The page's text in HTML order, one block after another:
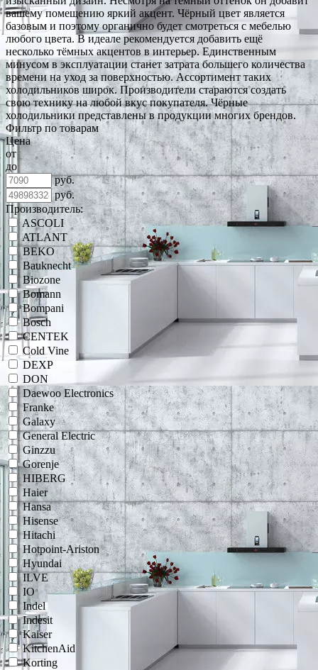
вашему помещению яркий акцент. Чёрный цвет является
базовым и поэтому органично будет смотреться с мебелью
любого цвета. В идеале рекомендуется добавить ещё
несколько тёмных акцентов в интерьер. Единственным
минусом в эксплуатации станет затрата большего количества
времени на уход за поверхностью. Ассортимент таких
холодильников широк. Производители стараются создать
свою технику на любой вкус покупателя. Чёрные
холодильники представлены в продукции многих брендов.
Фильтр по товарам
Цена
от
до
руб.
руб.
Производитель:
ASCOLI
ATLANT
BEKO
Bauknecht
Biozone
Bomann
Bompani
Bosch
CENTEK
Cold Vine
DEXP
DON
Daewoo Electronics
Franke
Galaxy
General Electric
Ginzzu
Gorenje
HIBERG
Haier
Hansa
Hisense
Hitachi
Hotpoint-Ariston
Hyundai
ILVE
IO
Indel
Indesit
Kaiser
KitchenAid
Korting